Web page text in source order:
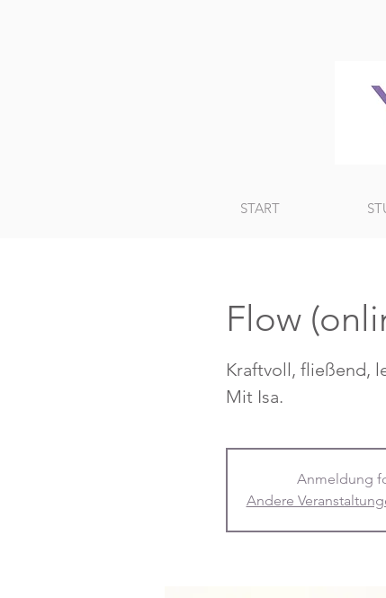
START
Flow
Kraftvoll, fließend,
Mit Isa.
Anmeldung
Andere